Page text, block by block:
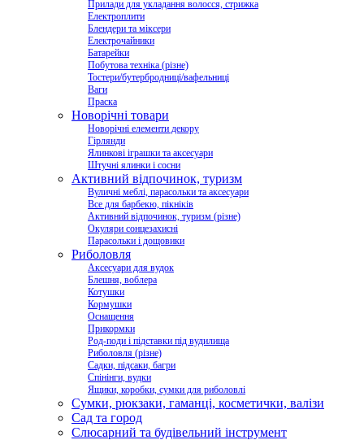
Прилади для укладання волосся, стрижка
Електроплити
Блендери та міксери
Електрочайники
Батарейки
Побутова техніка (різне)
Тостери/бутербродниці/вафельниці
Ваги
Праска
Новорічні товари
Новорічні елементи декору
Гірлянди
Ялинкові іграшки та аксесуари
Штучні ялинки і сосни
Активний відпочинок, туризм
Вуличні меблі, парасольки та аксесуари
Все для барбекю, пікніків
Активний відпочинок, туризм (різне)
Окуляри сонцезахисні
Парасольки і дощовики
Риболовля
Аксесуари для вудок
Блешня, воблера
Котушки
Кормушки
Оснащення
Прикормки
Род-поди і підставки під вудилища
Риболовля (різне)
Садки, підсаки, багри
Спінінги, вудки
Ящики, коробки, сумки для риболовлі
Сумки, рюкзаки, гаманці, косметички, валізи
Сад та город
Слюсарний та будівельний інструмент